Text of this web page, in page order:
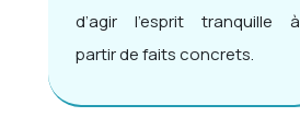
d’agir l’esprit tranquille à
partir de faits concrets.